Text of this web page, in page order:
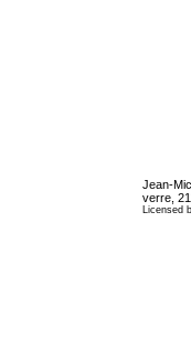
Jean-
verre,
Licensed